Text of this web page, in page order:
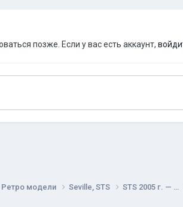
позже. Если у вас есть аккаунт,
Ретро модели Seville, STS STS 2005 г. — …